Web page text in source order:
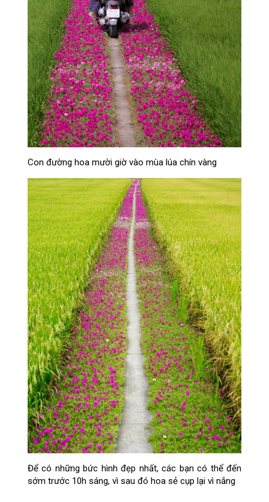
Con đường hoa mười giờ vào mùa lúa chín vàng
Để có những bức hình đẹp nhất, các bạn có thể đến
sớm trước 10h sáng, vì sau đó hoa sẻ cụp lại vì nắng